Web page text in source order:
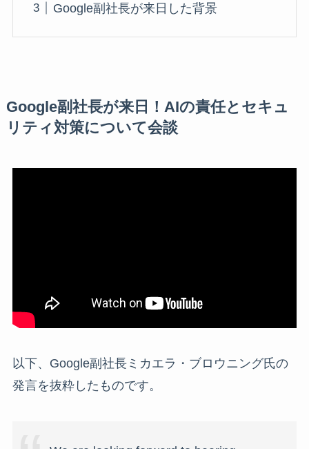
Google副社長が来日した背景
Google副社長が来日！AIの責任とセキュ
リティ対策について会談
以下、Google副社長ミカエラ・ブロウニング氏の
発言を抜粋したものです。